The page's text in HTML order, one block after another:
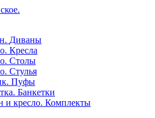
Диваны
Кресла
Столы
Стулья
Пуфы
Банкетки
Комплекты